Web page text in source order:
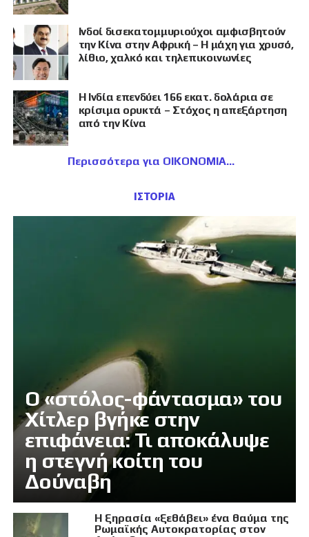
Ινδοί δισεκατομμυριούχοι αμφισβητούν
την Κίνα στην Αφρική – Η μάχη για χρυσό,
λίθιο, χαλκό και τηλεπικοινωνίες
Η Ινδία επενδύει 166 εκατ. δολάρια σε
κρίσιμα ορυκτά – Στόχος η απεξάρτηση
από την Κίνα
Περισσότερα για ΟΙΚΟΝΟΜΙΑ
ΙΣΤΟΡΙΑ
Ο «στόλος-φάντασμα» του
Χίτλερ βγήκε στην
επιφάνεια: Τι αποκάλυψε
η στεγνή κοίτη του
Δούναβη
Η ξηρασία «ξεθάβει» ένα θαύμα της
Ρωμαϊκής Αυτοκρατορίας στον